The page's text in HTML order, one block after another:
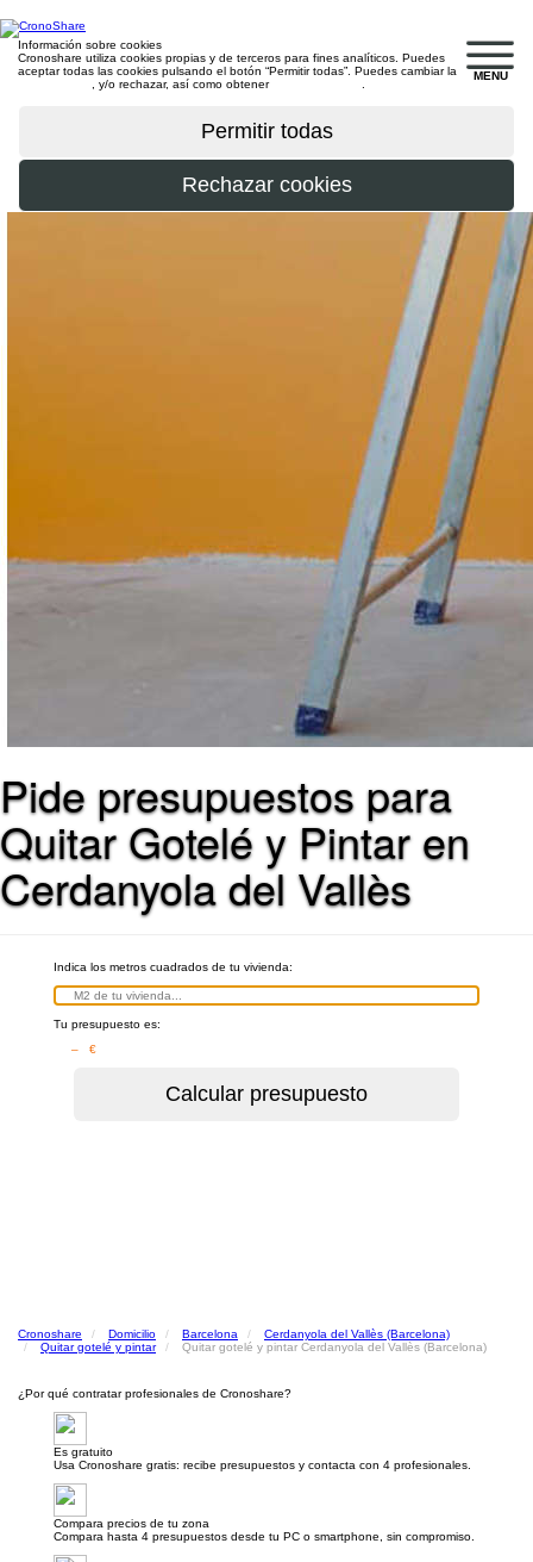
MENU
Información sobre cookies
Cronoshare utiliza cookies propias y de terceros para fines analíticos. Puedes
aceptar todas las cookies pulsando el botón “Permitir todas”. Puedes cambiar la
, y/o rechazar, así como obtener
Pide presupuestos para
Quitar Gotelé y Pintar en
Cerdanyola del Vallès
Indica los metros cuadrados de tu vivienda:
Tu presupuesto es:
– €
Cronoshare Domicilio Barcelona
Cerdanyola del Vallès (Barcelona)
Quitar gotelé y pintar
Quitar gotelé y pintar Cerdanyola del Vallès (Barcelona)
¿Por qué contratar profesionales de Cronoshare?
Es gratuito
Usa Cronoshare gratis: recibe presupuestos y contacta con 4 profesionales.
Compara precios de tu zona
Compara hasta 4 presupuestos desde tu PC o smartphone, sin compromiso.